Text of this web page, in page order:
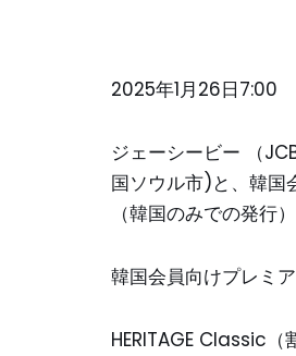
2025年1月26日7:00
ジェーシービー （
国ソウル市)と、韓国
（韓国のみでの発行）
韓国会員向けプレミ
HERITAGE Classic